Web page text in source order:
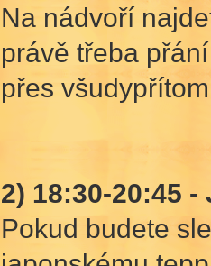
Na nádvoří
právě třeba
přes
2) 18:30-20:45
Pokud budete